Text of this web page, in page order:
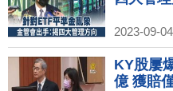
2023-09-
KY股屢
億 獲賠